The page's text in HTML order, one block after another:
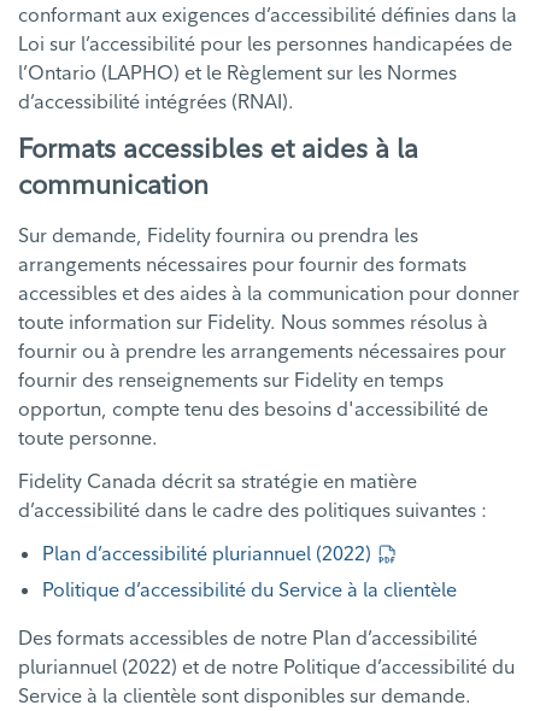
conformant aux exigences d’accessibilité définies dans la
Loi sur l’accessibilité pour les personnes handicapées de
l’Ontario (LAPHO) et le Règlement sur les Normes
d’accessibilité intégrées (RNAI).
Formats accessibles et aides à la
communication
Sur demande, Fidelity fournira ou prendra les
arrangements nécessaires pour fournir des formats
accessibles et des aides à la communication pour donner
toute information sur Fidelity. Nous sommes résolus à
fournir ou à prendre les arrangements nécessaires pour
fournir des renseignements sur Fidelity en temps
opportun, compte tenu des besoins d'accessibilité de
toute personne.
Fidelity Canada décrit sa stratégie en matière
d’accessibilité dans le cadre des politiques suivantes :
Plan d’accessibilité pluriannuel (2022)
Politique d’accessibilité du Service à la clientèle
Des formats accessibles de notre Plan d’accessibilité
pluriannuel (2022) et de notre Politique d’accessibilité du
Service à la clientèle sont disponibles sur demande.